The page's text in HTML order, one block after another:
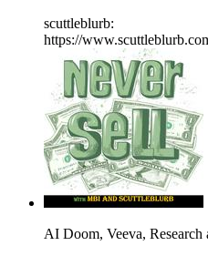
scuttleblurb:
https://
AI Doom, Veeva, Research